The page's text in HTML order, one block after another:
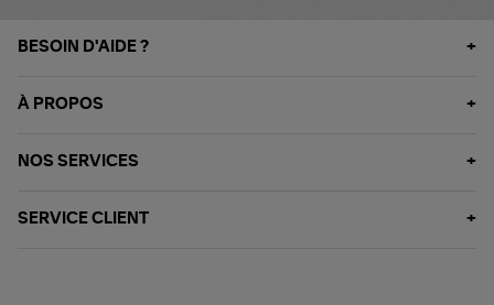
BESOIN D'AIDE ?
À PROPOS
NOS SERVICES
SERVICE CLIENT